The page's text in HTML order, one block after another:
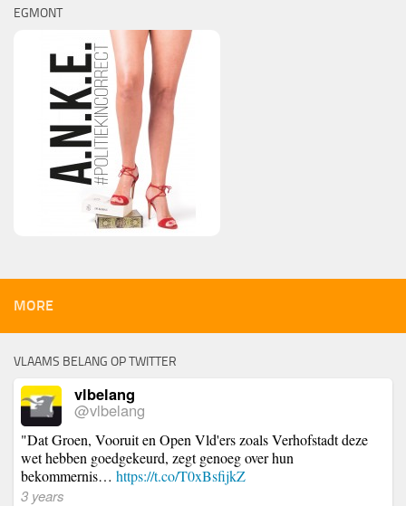
EGMONT
MORE
VLAAMS BELANG OP TWITTER
vlbelang
@vlbelang
"Dat Groen, Vooruit en Open Vld'ers zoals Verhofstadt deze
wet hebben goedgekeurd, zegt genoeg over hun
bekommernis… https://t.co/T0xBsfijkZ
3 years